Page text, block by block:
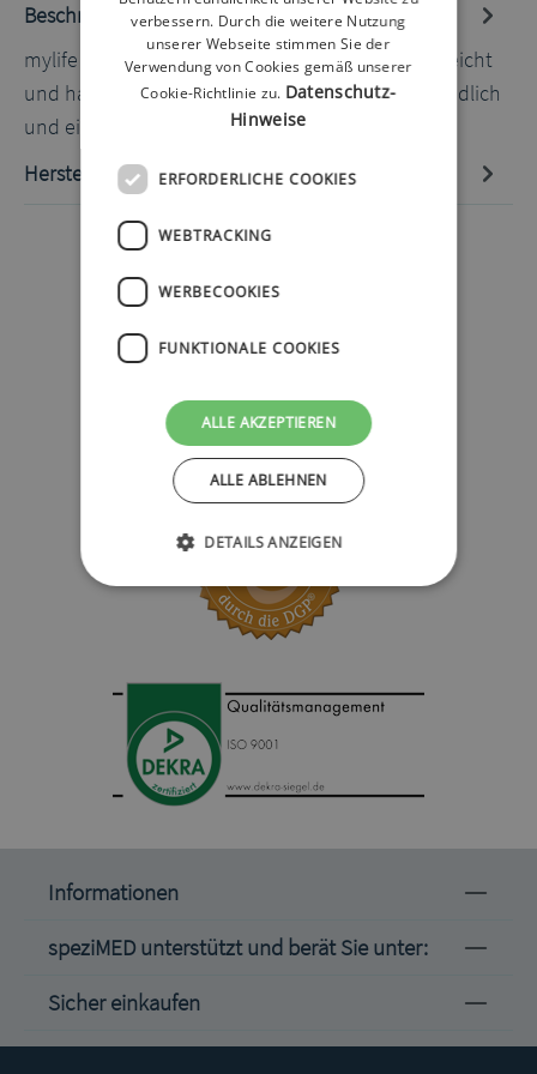
Beschreibung
mylife Orbit Inserter Diese Einführhilfe ist klein, leicht
und hat ein rundes Design was die Hilfe sehr handlich
und einfa…
Hersteller-Informationen
Informationen
speziMED unterstützt und berät Sie unter:
Sicher einkaufen
verbessern. Durch die weitere Nutzung
unserer Webseite stimmen Sie der
Verwendung von Cookies gemäß unserer
Cookie-Richtlinie zu. Datenschutz-
Hinweise
ERFORDERLICHE COOKIES
WEBTRACKING
WERBECOOKIES
FUNKTIONALE COOKIES
ALLE AKZEPTIEREN
ALLE ABLEHNEN
DETAILS ANZEIGEN